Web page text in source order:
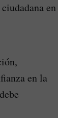
en
en la